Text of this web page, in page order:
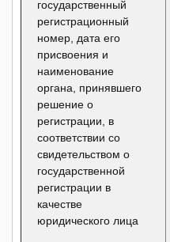
государственный
регистрационный
номер, дата его
присвоения и
наименование
органа, принявшего
решение о
регистрации, в
соответствии со
свидетельством о
государственной
регистрации в
качестве
юридического лица